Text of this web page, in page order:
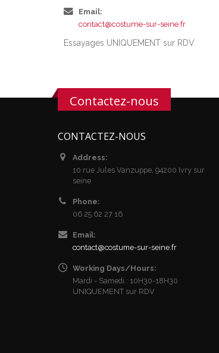
Email:
contact@costume-sur-seine.fr
Essayages UNIQUEMENT sur RDV
Contactez-nous
CONTACTEZ-NOUS
Address:
10 rue Jules Vanzuppe, 94200 Ivry sur
seine
Phone:
06 25 62 27 16
Email:
contact@costume-sur-seine.fr
Working Days/Hours:
Mardi - Samedi : 10H30-18H30
UNIQUEMENT sur RDV